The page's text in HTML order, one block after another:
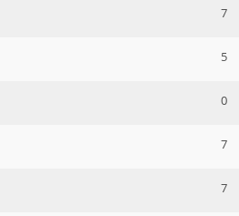
7
5
0
7
7